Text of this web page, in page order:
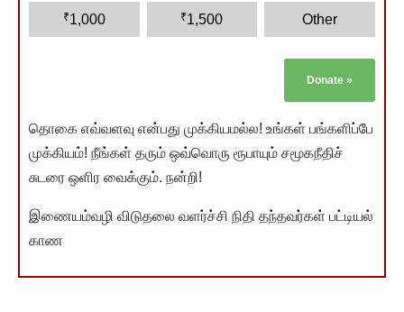
₹1,000 ₹1,500 Other
Donate »
தொகை எவ்வளவு என்பது முக்கியமல்ல! உங்கள் பங்களிப்பே
முக்கியம்! நீங்கள் தரும் ஒவ்வொரு ரூபாயும் சமூகநீதிச்
சுடரை ஒளிர வைக்கும். நன்றி!
இணையம்வழி விடுதலை வளர்ச்சி நிதி தந்தவர்கள் பட்டியல்
காண